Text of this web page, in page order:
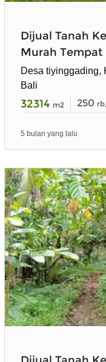
Dijual Tanah
Murah
Desa tiyinggading,
Bali
32314 m2 250
5 bulan yang lalu